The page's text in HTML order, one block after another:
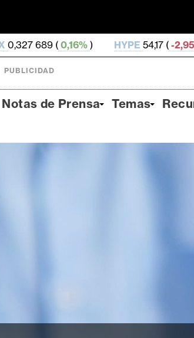
) HYPE 54,17 (-2,95%) DOGE
PUBLICIDAD
Notas de Prensa Temas